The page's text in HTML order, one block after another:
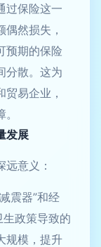
过保险这一
然损失，
预期的保险
分散。这为
易企业，
发展
意义：
震器”和经
生政策导致的
规模，提升